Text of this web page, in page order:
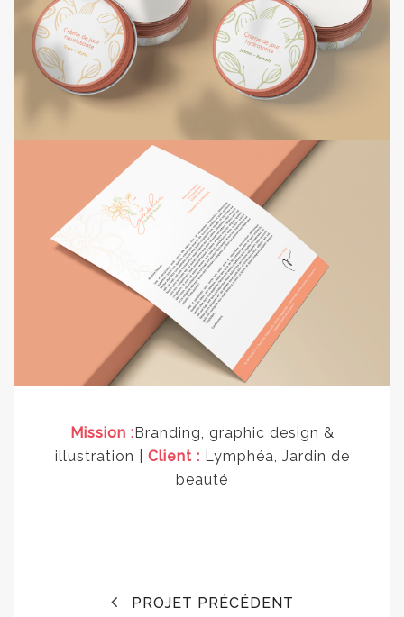
Mission :Branding, graphic design &
illustration | Client : Lymphéa, Jardin de
beauté
PROJET PRÉCÉDENT